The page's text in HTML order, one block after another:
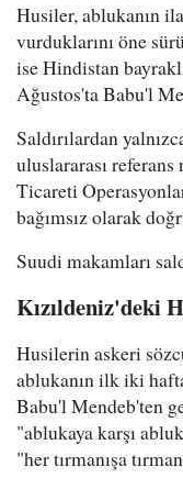
Husiler, ablukanın
vurduklarını öne
ise Hindistan
Ağustos'ta Babu'l
Saldırılardan
uluslararası
Ticareti
bağımsız olarak
Suudi makamları
Kızıldeniz'deki
Husilerin askeri
ablukanın ilk iki
Babu'l Mendeb'ten
"ablukaya karşı
"her tırmanışa